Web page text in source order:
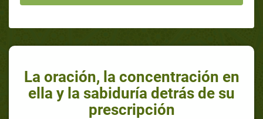
La oración, la concentración en
ella y la sabiduría detrás de su
prescripción